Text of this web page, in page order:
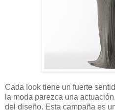
Cada look tiene un fuerte
la moda parezca una
del diseño. Esta campaña es